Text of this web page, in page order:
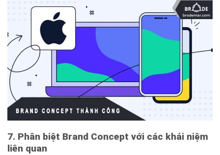
7. Phân biệt Brand Concept với các khái niệm
liên quan